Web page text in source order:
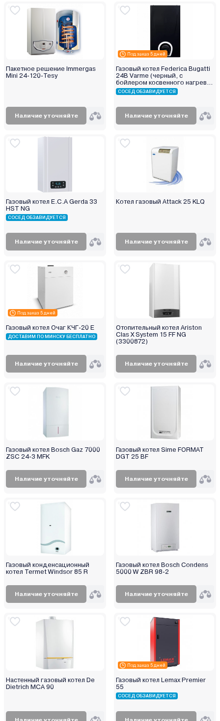
Пакетное решение Immergas
Mini 24-120-Tesy
Наличие уточняйте
Под заказ 5 дней
Газовый котел Federica Bugatti
24В Varme (черный, с
бойлером косвенного нагрева
KBS-B 100 V3)
СОСЕД ОБЗАВИДУЕТСЯ
Наличие уточняйте
Газовый котел E.C.A Gerda 33
HST NG
СОСЕД ОБЗАВИДУЕТСЯ
Наличие уточняйте
Котел газовый Attack 25 KLQ
Наличие уточняйте
Под заказ 5 дней
Газовый котел Очаг КЧГ-20 E
ДОСТАВИМ ПО МИНСКУ БЕСПЛАТНО
Наличие уточняйте
Отопительный котел Ariston
Clas X System 15 FF NG
(3300872)
Наличие уточняйте
Газовый котел Bosch Gaz 7000
ZSC 24-3 MFK
Наличие уточняйте
Газовый котел Sime FORMAT
DGT 25 BF
Наличие уточняйте
Газовый конденсационный
котел Termet Windsor 85 R
Наличие уточняйте
Газовый котел Bosch Condens
5000 W ZBR 98-2
Наличие уточняйте
Настенный газовый котел De
Dietrich MCA 90
Под заказ 5 дней
Газовый котел Lemax Premier
55
СОСЕД ОБЗАВИДУЕТСЯ